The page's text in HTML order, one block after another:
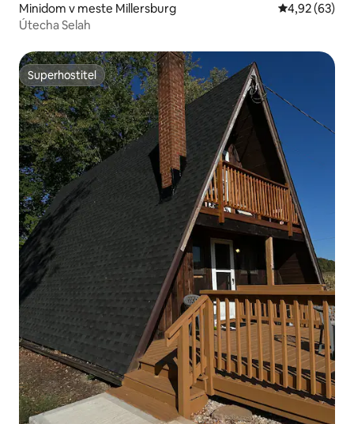
Minidom v meste Millersburg Priemerné
4,92 (63)
Útecha Selah
Superhostiteľ
Superhostiteľ